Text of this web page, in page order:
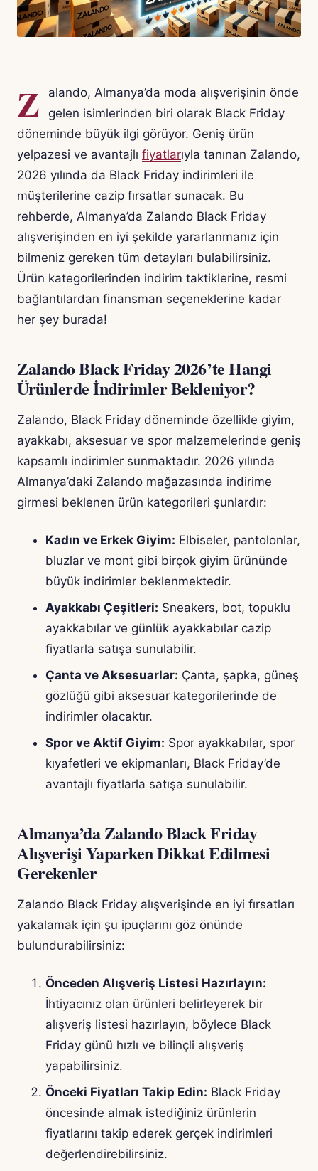
Z
alando, Almanya’da moda alışverişinin önde
gelen isimlerinden biri olarak Black Friday
döneminde büyük ilgi görüyor. Geniş ürün
yelpazesi ve avantajlı fiyatlarıyla tanınan Zalando,
2026 yılında da Black Friday indirimleri ile
müşterilerine cazip fırsatlar sunacak. Bu
rehberde, Almanya’da Zalando Black Friday
alışverişinden en iyi şekilde yararlanmanız için
bilmeniz gereken tüm detayları bulabilirsiniz.
Ürün kategorilerinden indirim taktiklerine, resmi
bağlantılardan finansman seçeneklerine kadar
her şey burada!
Zalando Black Friday 2026’te Hangi
Ürünlerde İndirimler Bekleniyor?
Zalando, Black Friday döneminde özellikle giyim,
ayakkabı, aksesuar ve spor malzemelerinde geniş
kapsamlı indirimler sunmaktadır. 2026 yılında
Almanya’daki Zalando mağazasında indirime
girmesi beklenen ürün kategorileri şunlardır:
Kadın ve Erkek Giyim: Elbiseler, pantolonlar,
bluzlar ve mont gibi birçok giyim ürününde
büyük indirimler beklenmektedir.
Ayakkabı Çeşitleri: Sneakers, bot, topuklu
ayakkabılar ve günlük ayakkabılar cazip
fiyatlarla satışa sunulabilir.
Çanta ve Aksesuarlar: Çanta, şapka, güneş
gözlüğü gibi aksesuar kategorilerinde de
indirimler olacaktır.
Spor ve Aktif Giyim: Spor ayakkabılar, spor
kıyafetleri ve ekipmanları, Black Friday’de
avantajlı fiyatlarla satışa sunulabilir.
Almanya’da Zalando Black Friday
Alışverişi Yaparken Dikkat Edilmesi
Gerekenler
Zalando Black Friday alışverişinde en iyi fırsatları
yakalamak için şu ipuçlarını göz önünde
bulundurabilirsiniz:
Önceden Alışveriş Listesi Hazırlayın:
İhtiyacınız olan ürünleri belirleyerek bir
alışveriş listesi hazırlayın, böylece Black
Friday günü hızlı ve bilinçli alışveriş
yapabilirsiniz.
Önceki Fiyatları Takip Edin: Black Friday
öncesinde almak istediğiniz ürünlerin
fiyatlarını takip ederek gerçek indirimleri
değerlendirebilirsiniz.